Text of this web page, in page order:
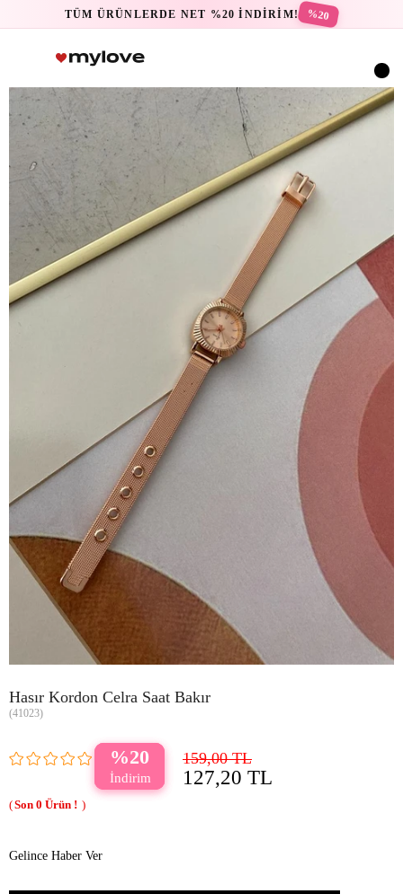
TÜM ÜRÜNLERDE NET %20 İNDİRİM! %20
Hasır Kordon Celra Saat Bakır
(41023)
20 159,00 TL
127,20 TL
0
Gelince Haber Ver